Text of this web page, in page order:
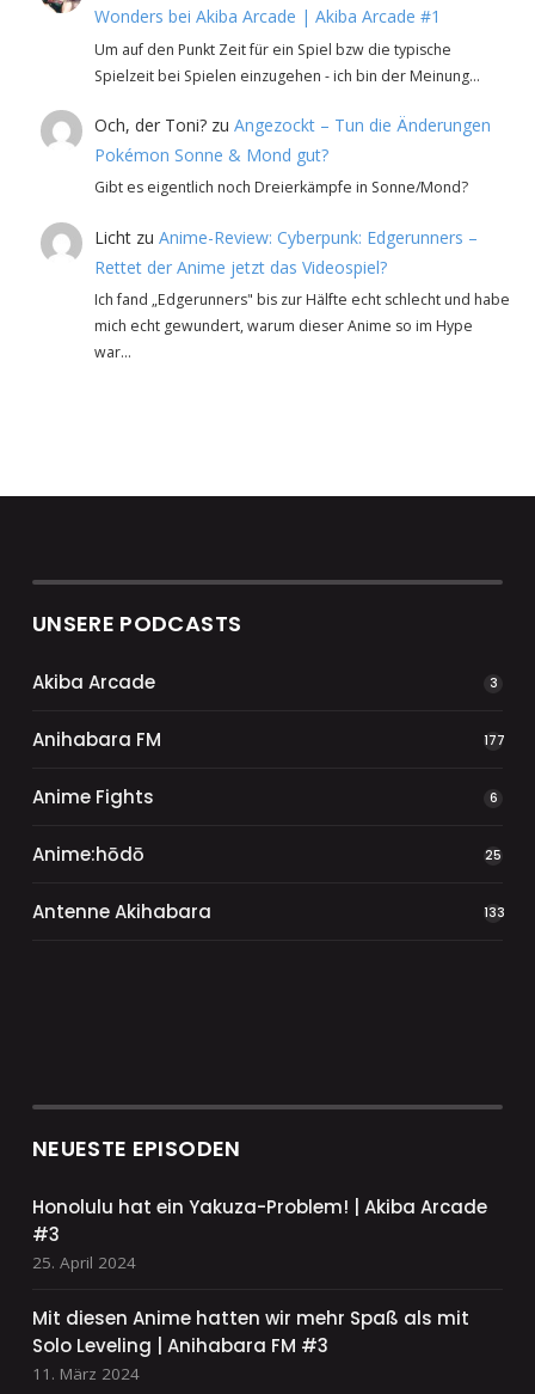
Wonders bei Akiba Arcade | Akiba Arcade #1
Um auf den Punkt Zeit für ein Spiel bzw die typische
Spielzeit bei Spielen einzugehen - ich bin der Meinung…
Och, der Toni? zuAngezockt – Tun die Änderungen
Pokémon Sonne & Mond gut?
Gibt es eigentlich noch Dreierkämpfe in Sonne/Mond?
Licht zuAnime-Review: Cyberpunk: Edgerunners –
Rettet der Anime jetzt das Videospiel?
Ich fand „Edgerunners" bis zur Hälfte echt schlecht und habe
mich echt gewundert, warum dieser Anime so im Hype
war…
UNSERE PODCASTS
Akiba Arcade 3
Anihabara FM 177
Anime Fights 6
Anime:hōdō 25
Antenne Akihabara 133
NEUESTE EPISODEN
Honolulu hat ein Yakuza-Problem! | Akiba Arcade
#3
25. April 2024
Mit diesen Anime hatten wir mehr Spaß als mit
Solo Leveling | Anihabara FM #3
11. März 2024